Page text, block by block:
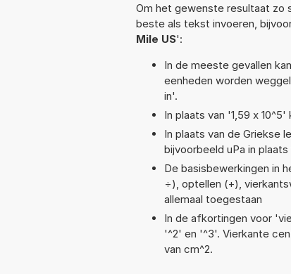
Om het gewenste resultaat zo
beste als tekst invoeren,
Mile US':
In de meeste gevallen
eenheden worden
in'.
In plaats van '1,59 x
In plaats van de Griekse
bijvoorbeeld uPa in plaats
De basisbewerkingen in
÷), optellen (+),
allemaal toegestaan
In de afkortingen voor
'^2' en '^3'. Vierkante
van cm^2.